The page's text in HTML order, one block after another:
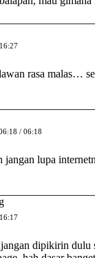
rasa malas…
/ 06:18
jangan lupa
dipikirin dulu